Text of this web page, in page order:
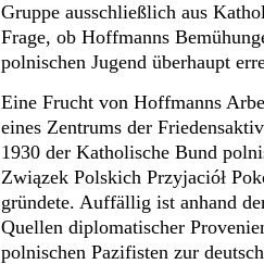
Gruppe ausschließlich aus
Frage, ob Hoffmanns
polnischen Jugend überhaupt
Eine Frucht von Hoffmanns
eines Zentrums der
1930 der Katholische Bund
Związek Polskich Przyjaciół
gründete. Auffällig ist anhand
Quellen diplomatischer
polnischen Pazifisten zur